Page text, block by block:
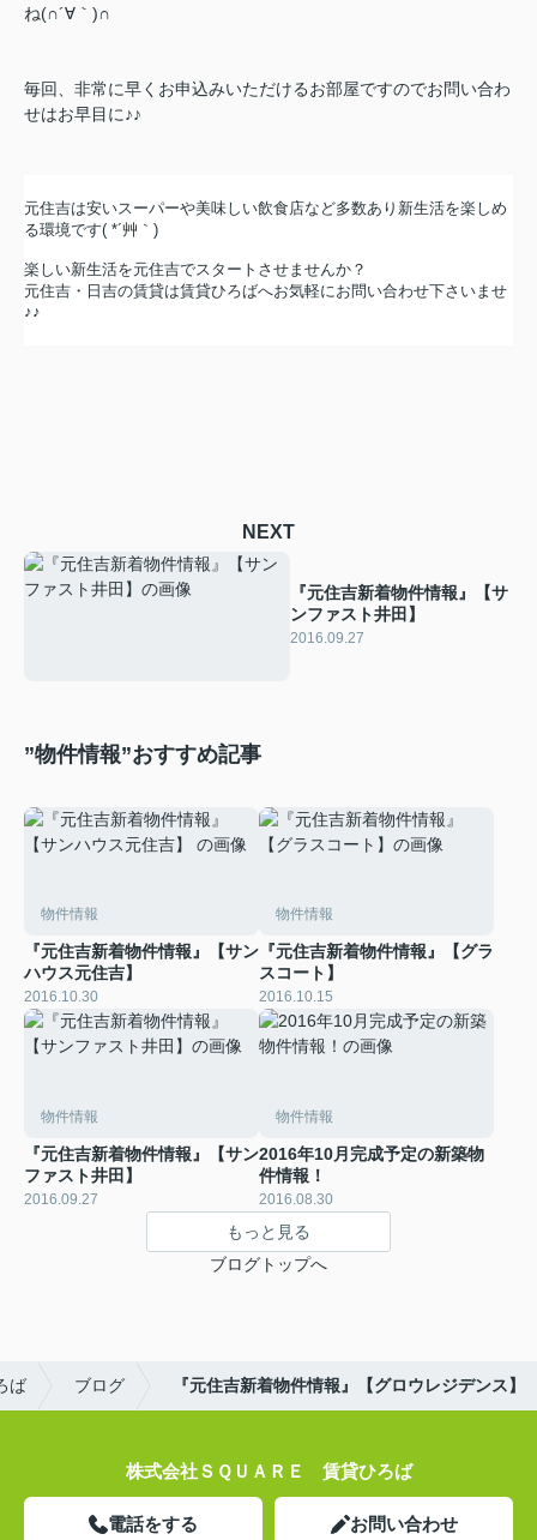
ね(∩´∀｀)∩
毎回、非常に早くお申込みいただけるお部屋ですのでお問い合わ
せはお早目に♪♪
元住吉は安いスーパーや美味しい飲食店など多数あり新生活を楽しめ
る環境です( *´艸｀)
楽しい新生活を元住吉でスタートさせませんか？
元住吉・日吉の賃貸は賃貸ひろばへお気軽にお問い合わせ下さいませ
♪♪
NEXT
『元住吉新着物件情報』【サ
ンファスト井田】
2016.09.27
”物件情報”おすすめ記事
物件情報
『元住吉新着物件情報』【サン
ハウス元住吉】
2016.10.30
物件情報
『元住吉新着物件情報』【グラ
スコート】
2016.10.15
物件情報
『元住吉新着物件情報』【サン
ファスト井田】
2016.09.27
物件情報
2016年10月完成予定の新築物
件情報！
2016.08.30
もっと見る
ブログトップへ
ば ブログ 『元住吉新着物件情報』【グロウレジデンス】
株式会社ＳＱＵＡＲＥ 賃貸ひろば
電話をする お問い合わせ